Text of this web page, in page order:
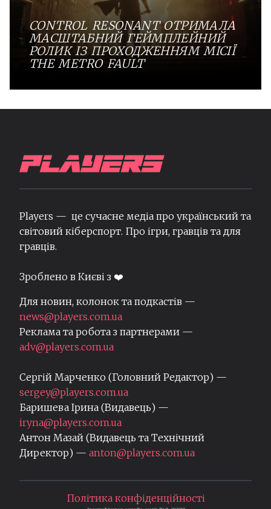
CONTROL RESONANT ОТРИМАЛА
МАСШТАБНИЙ ГЕЙМПЛЕЙНИЙ
РОЛИК ІЗ ПРОХОДЖЕННЯМ МІСІЇ
THE METRO FAULT
Players — це сучасне медіа про український та
світовий кіберспорт. Про ігри, гравців та для
гравців.
Зроблено в Києві з ❤️
Для новин, колонок та подкастів —
news@players.com.ua
Реклама та робота з партнерами —
adv@players.com.ua
Сергій Марченко (Головний Редактор) —
sergey@players.com.ua
Баришева Ірина (Видавець) —
iryna@players.com.ua
Антон Мазай (Видавець та Технічний
Директор) — anton@players.com.ua
Політика конфіденційності